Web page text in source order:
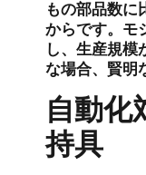
もの部品数に
からです。モ
し、生産規模
な場合、賢明
自動化
持具